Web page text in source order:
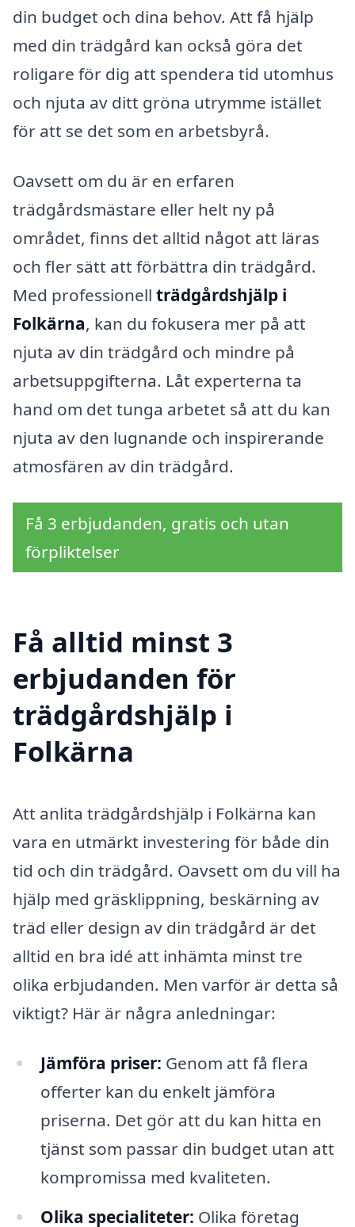
din budget och dina behov. Att få hjälp
med din trädgård kan också göra det
roligare för dig att spendera tid utomhus
och njuta av ditt gröna utrymme istället
för att se det som en arbetsbyrå.
Oavsett om du är en erfaren
trädgårdsmästare eller helt ny på
området, finns det alltid något att läras
och fler sätt att förbättra din trädgård.
Med professionell trädgårdshjälp i
Folkärna, kan du fokusera mer på att
njuta av din trädgård och mindre på
arbetsuppgifterna. Låt experterna ta
hand om det tunga arbetet så att du kan
njuta av den lugnande och inspirerande
atmosfären av din trädgård.
Få 3 erbjudanden, gratis och utan
förpliktelser
Få alltid minst 3
erbjudanden för
trädgårdshjälp i
Folkärna
Att anlita trädgårdshjälp i Folkärna kan
vara en utmärkt investering för både din
tid och din trädgård. Oavsett om du vill ha
hjälp med gräsklippning, beskärning av
träd eller design av din trädgård är det
alltid en bra idé att inhämta minst tre
olika erbjudanden. Men varför är detta så
viktigt? Här är några anledningar:
Jämföra priser: Genom att få flera
offerter kan du enkelt jämföra
priserna. Det gör att du kan hitta en
tjänst som passar din budget utan att
kompromissa med kvaliteten.
Olika specialiteter: Olika företag